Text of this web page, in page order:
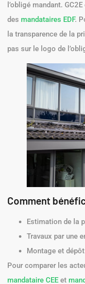
l’obligé mandant.
des mandataires EDF.
la transparence de la
pas sur le logo de
Comment
Estimation de la
Travaux par une
Montage et
Pour comparer les
mandataire CEE et